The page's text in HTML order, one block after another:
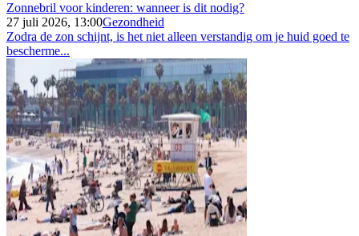
Zonnebril voor kinderen: wanneer is dit nodig?
27 juli 2026, 13:00Gezondheid
Zodra de zon schijnt, is het niet alleen verstandig om je huid goed te
bescherme...